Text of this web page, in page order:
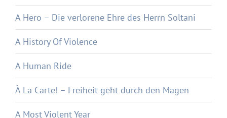
A Hero – Die verlorene Ehre des Herrn Soltani
A History Of Violence
A Human Ride
À La Carte! – Freiheit geht durch den Magen
A Most Violent Year